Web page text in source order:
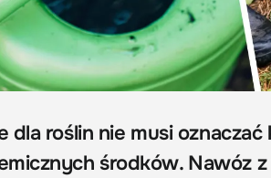
dla roślin nie musi
środków. Nawóz